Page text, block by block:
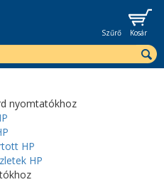
Szűrő Kosár
nyomtatókhoz
HP
HP